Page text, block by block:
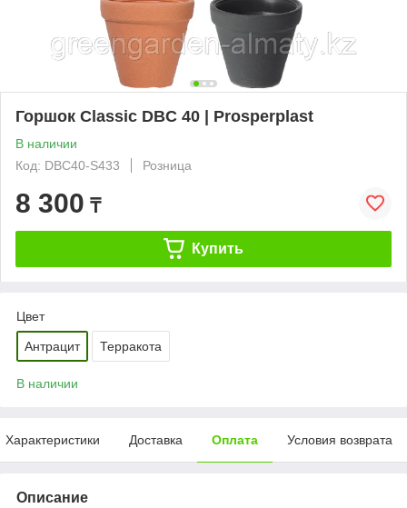
Горшок Classic DBC 40 | Prosperplast
В наличии
Код: DBC40-S433
Розница
8 300 ₸
Купить
Цвет
Антрацит Терракота
В наличии
Характеристики Доставка Оплата Условия возврата
Описание